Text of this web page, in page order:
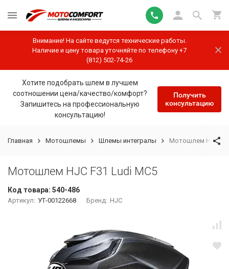
Внимание! На сайте ведутся технические работы.
Наличие и цену товара уточняйте по телефону +7
(812) 502-74-26
Хотите подобрать шлем в лучшем
соотношении цена/качество/комфорт?
Запишитесь на профессиональную
консультацию!
Получить
консультацию
Главная Мотошлемы Шлемы интегралы Мотошлем HJC
Мотошлем HJC F31 Ludi MC5
Код товара: 540-486
Артикул: УТ-00122668 Бренд: HJC